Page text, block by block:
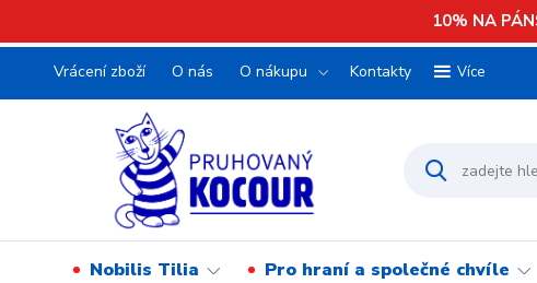
10% NA
Vrácení zboží O nás O nákupu Kontakty Více
Nobilis Tilia Pro hraní a společné chvíle